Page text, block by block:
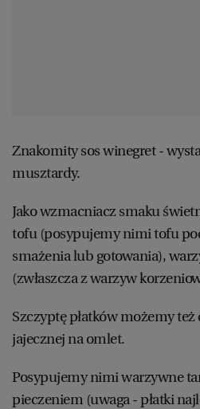
Znakomity sos winegret -
musztardy.
Jako wzmacniacz smaku
tofu (posypujemy nimi tofu
smażenia lub gotowania),
(zwłaszcza z warzyw
Szczyptę płatków możemy
jajecznej na omlet.
Posypujemy nimi warzywne
pieczeniem (uwaga - płatki